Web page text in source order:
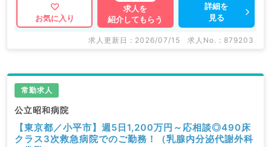
マイナビDOCTORでは病院やクリニックなどの医療機
関求人はもちろんのこと、
掲載情報以外にも産業医等の企業系求人も多数扱ってい
求人内容の詳細等はお気軽にお問合せ下さい。
お気に入り
求人を
紹介してもらう
詳細を
見る
求人更新日 : 2026/07/15 求人No. : 879203
常勤求人
公立昭和病院
【東京都／小平市】週5日1,200万円～応相談◎490床
クラス3次救急病院でのご勤務！（乳腺内分泌代謝外科